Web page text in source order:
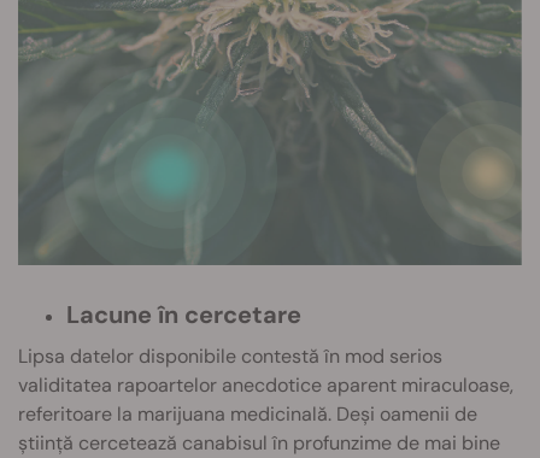
Lacune în cercetare
Lipsa datelor disponibile contestă în mod serios
validitatea rapoartelor anecdotice aparent miraculoase,
referitoare la marijuana medicinală. Deși oamenii de
știință cercetează canabisul în profunzime de mai bine